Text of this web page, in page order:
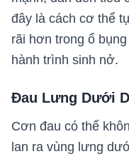
đây là cách cơ thể
rãi hơn trong ổ
hành trình sinh nở.
Đau Lưng Dưới
Cơn đau có thể
lan ra vùng lưng